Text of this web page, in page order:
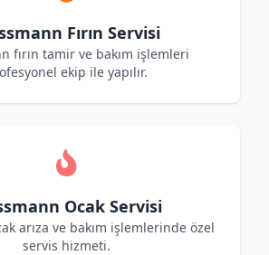
Fırın Servisi
fırın tamir ve bakım işlemleri
ekip ile yapılır.
Ocak Servisi
arıza ve bakım işlemlerinde özel
servis hizmeti.